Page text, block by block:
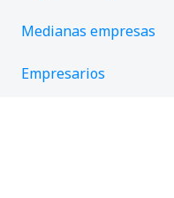
Medianas empresas
Empresarios